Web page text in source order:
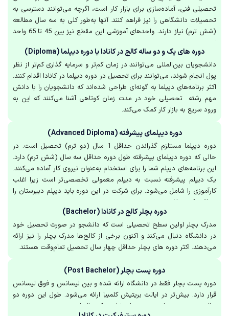
تحصیلی فنی، آماده‌سازی برای بازار کار است، اگرچه می‌توانند دسترسی به
تحصیلات دانشگاهی را نیز فراهم کنند. آنها به‌طور کلی به سه سال مطالعه
(شش ترم) نیاز دارند. واحد‌های آموزشی این مقطع نیز بین 45 تا 65 واحد
دوره های یک و دو ساله کالج در کانادا یا دوره دیپلما (Diploma)
دانشجویان بین‌المللی می‌توانند در زمان کم‌تر و سرمایه گذاری کم‌تر از نظر
پول انجام شوند، می‌توانند برای تحصیل در دوره دیپلما در کانادا اقدام کنند.
اکثر برنامه‌های دیپلما به گونه‌ای طراحی شده‌اند که دانشجویان را با دانش
مهم رشته تحصیلی خود در مدت زمان کوتاهی آشنا می‌کنند که این به
ورود سریع به بازار کار کمک می‌کند.
دوره دیپلمای پیشرفته (Advanced Diploma)
دوره دیپلما مستلزم گذراندن حداقل 1 سال (دو ترم) تحصیل است. در
حالی که دوره دیپلمای پیشرفته طول دوره حداقل سه سال (شش ترم) دارد.
این برنامه‌های دیپلم شما را برای استخدام به‌عنوان نیروی کار آماده می‌کنند.
یک دیپلم پیشرفته نسبت به دیپلم معمولی تخصصی‌تر است زیرا اغلب
کارآموزی را شامل می‌شود. برای شرکت در این دوره باید دیپلم دبیرستان را
دریافت کرده باشید.
دوره بچلر کالج در کانادا (Bachelor)
مدرک بچلر اولین سطح تحصیلی است که دانشجو در صورت تحصیل خود
در دانشگاه دنبال می‌کند و اکنون برخی از کالج‌ها مدرک بچلر را نیز ارائه
می‌دهند. اکثر دوره های بچلر حداقل چهار سال تحصیل تمام‌وقت هستند.
دوره پست بچلر (Post Bachelor)
دوره پست بچلر فقط در دانشگاه ارائه شده و بین لیسانس و فوق لیسانس
قرار دارد. بیش‌تر در ایالت بریتیش کلمبیا ارائه می‌شود. طول این دوره دو
ساله و در برخی موارد به‌صورت استثنایی یک ساله است.